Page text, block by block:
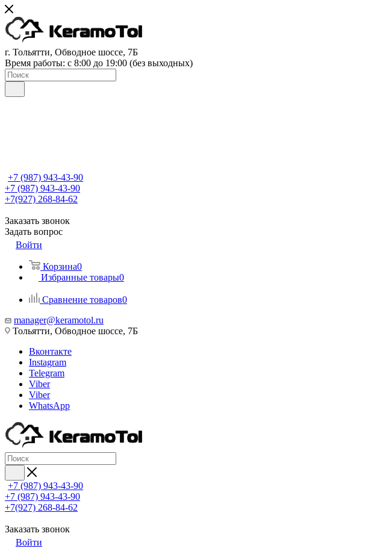
г. Тольятти, Обводное шоссе, 7Б
Время работы: c 8:00 до 19:00 (без выходных)
+7 (987) 943-43-90
+7 (987) 943-43-90
+7(927) 268-84-62
Заказать звонок
Задать вопрос
Войти
Корзина0
Избранные товары0
Сравнение товаров0
manager@keramotol.ru
Тольятти, Обводное шоссе, 7Б
Вконтакте
Instagram
Telegram
Viber
Viber
WhatsApp
+7 (987) 943-43-90
+7 (987) 943-43-90
+7(927) 268-84-62
Заказать звонок
Войти